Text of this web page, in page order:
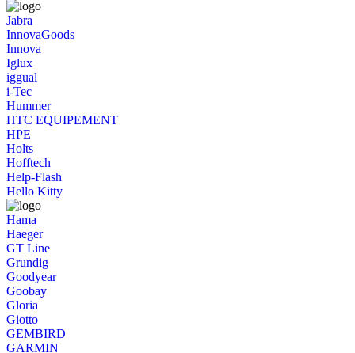
Jabra
InnovaGoods
Innova
Iglux
iggual
i-Tec
Hummer
HTC EQUIPEMENT
HPE
Holts
Hofftech
Help-Flash
Hello Kitty
Hama
Haeger
GT Line
Grundig
Goodyear
Goobay
Gloria
Giotto
GEMBIRD
GARMIN